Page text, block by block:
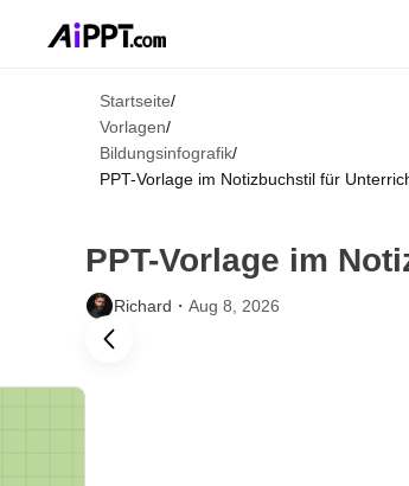
Startseite/
Vorlagen/
Bildungsinfografik/
PPT-Vorlage im Notizbuchstil für
PPT-Vorlage im
Richard・ Aug 8, 2026